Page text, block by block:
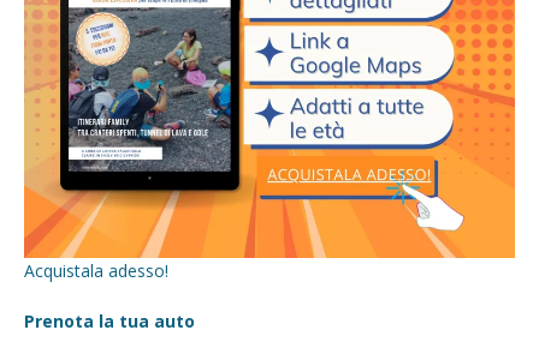
Acquistala adesso!
Prenota la tua auto